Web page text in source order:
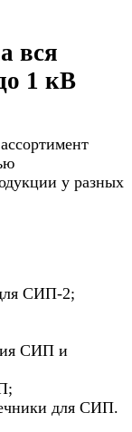
вся
1 кВ
у разных
СИП-2;
СИП и
для СИП.